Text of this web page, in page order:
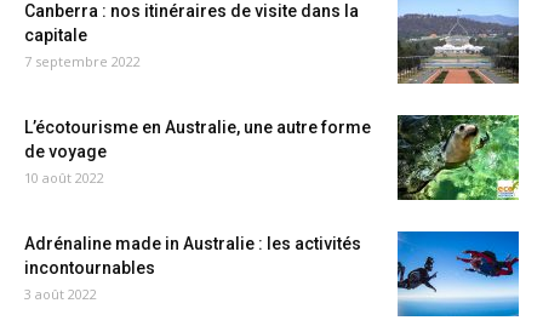
Canberra : nos itinéraires de visite dans la
capitale
7 septembre 2022
L’écotourisme en Australie, une autre forme
de voyage
10 août 2022
Adrénaline made in Australie : les activités
incontournables
3 août 2022